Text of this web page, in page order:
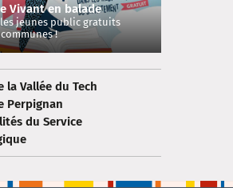
Vivant en balade
jeunes public gratuits
!
la Vallée du Tech
Perpignan
du Service